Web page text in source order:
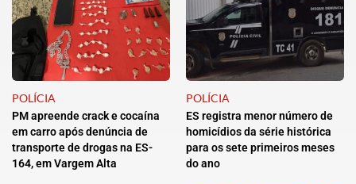
POLÍCIA
PM apreende crack e cocaína
em carro após denúncia de
transporte de drogas na ES-
164, em Vargem Alta
POLÍCIA
ES registra menor número de
homicídios da série histórica
para os sete primeiros meses
do ano